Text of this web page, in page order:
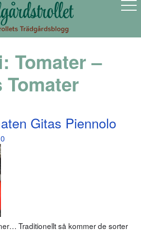
Tomater –
Gitas Piennolo
0
Traditionellt så kommer de sorter